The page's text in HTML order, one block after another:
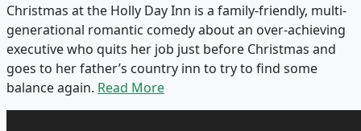
Christmas at the Holly Day Inn is a family-friendly, multi-
generational romantic comedy about an over-achieving
executive who quits her job just before Christmas and
goes to her father’s country inn to try to find some
balance again. Read More